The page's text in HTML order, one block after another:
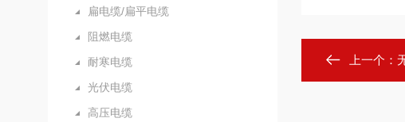
扁电缆/扁平电缆
阻燃电缆
耐寒电缆
光伏电缆
高压电缆
上一个：